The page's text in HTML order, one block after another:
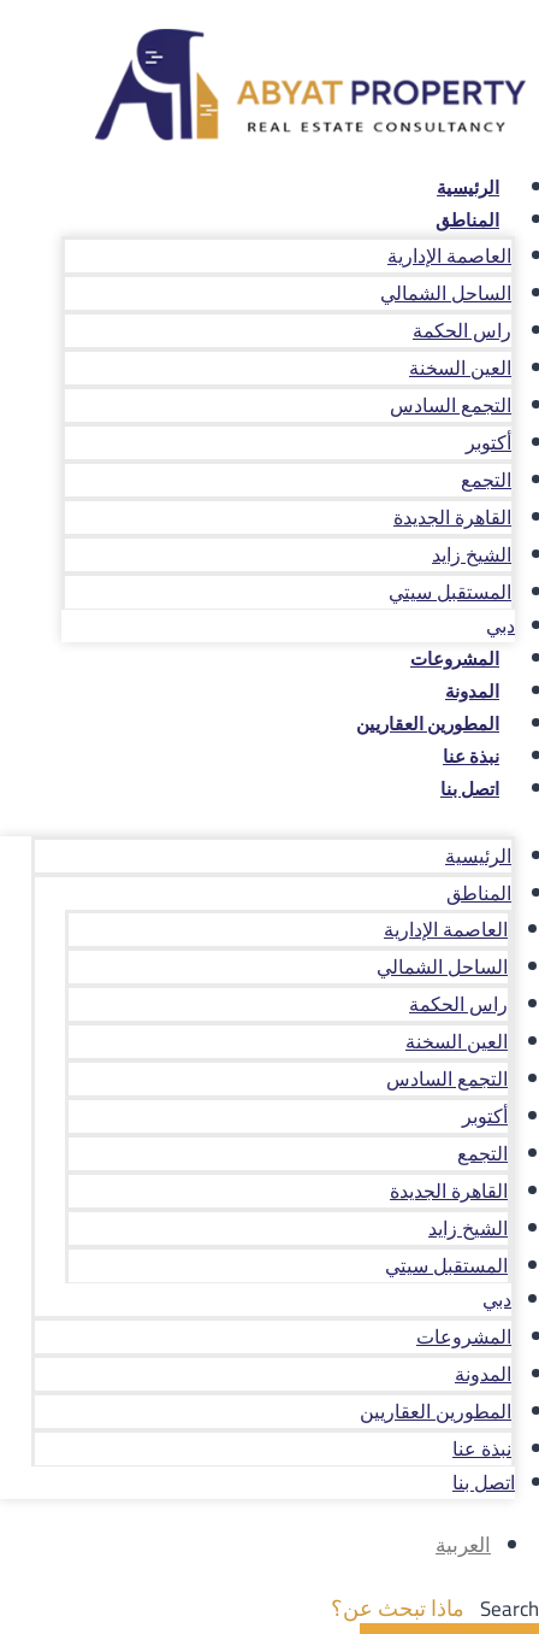
المحتوى
الرئيسية
المناطق
العاصمة الإدارية
الساحل الشمالي
راس الحكمة
العين السخنة
التجمع السادس
أكتوبر
التجمع
القاهرة الجديدة
الشيخ زايد
المستقبل سيتي
دبي
المشروعات
المدونة
المطورين العقاريين
نبذة عنا
اتصل بنا
الرئيسية
المناطق
العاصمة الإدارية
الساحل الشمالي
راس الحكمة
العين السخنة
التجمع السادس
أكتوبر
التجمع
القاهرة الجديدة
الشيخ زايد
المستقبل سيتي
دبي
المشروعات
المدونة
المطورين العقاريين
نبذة عنا
اتصل بنا
العربية
Search